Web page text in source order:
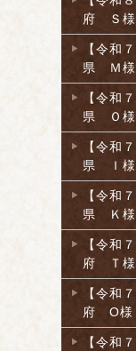
府 Ｓ様
【令和
県 Ｍ様
【令和
県 Ｏ様
【令和
県 Ｉ様
【令和
県 Ｋ様
【令和
府 Ｔ様
【令和
府 O様
【令和